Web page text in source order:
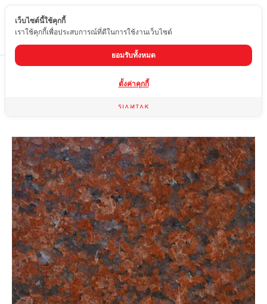
TH
หินแกรนิต
เว็บไซต์นี้ใช้คุกกี้
เราใช้คุกกี้เพื่อประสบการณ์ที่ดีในการใช้งานเว็บไซต์
ยอมรับทั้งหมด
ตั้งค่าคุกกี้